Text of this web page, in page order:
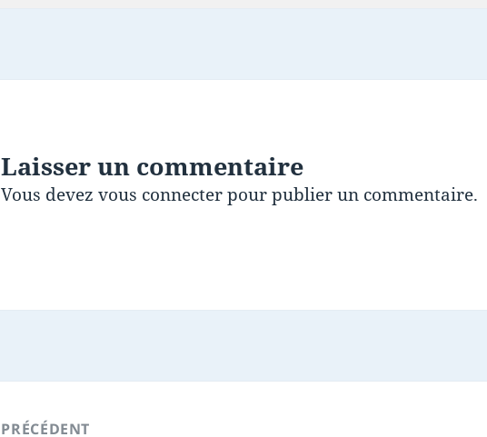
Laisser un commentaire
Vous devezvous connecterpour publier un commentaire.
PRÉCÉDENT